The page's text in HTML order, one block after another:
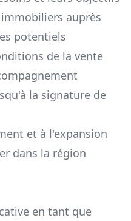
auprès
potentiels
de la vente
la signature de
et à l'expansion
dans la région
en tant que